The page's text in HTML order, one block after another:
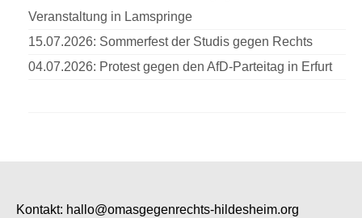
Veranstaltung in Lamspringe
15.07.2026: Sommerfest der Studis gegen Rechts
04.07.2026: Protest gegen den AfD-Parteitag in Erfurt
Kontakt: hallo@omasgegenrechts-hildesheim.org